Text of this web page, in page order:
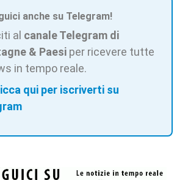
anche su Telegram!
al canale Telegram di
& Paesi per ricevere tutte
in tempo reale.
qui per iscriverti su